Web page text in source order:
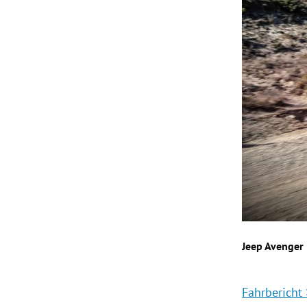
Jeep Avenger
Fahrbericht